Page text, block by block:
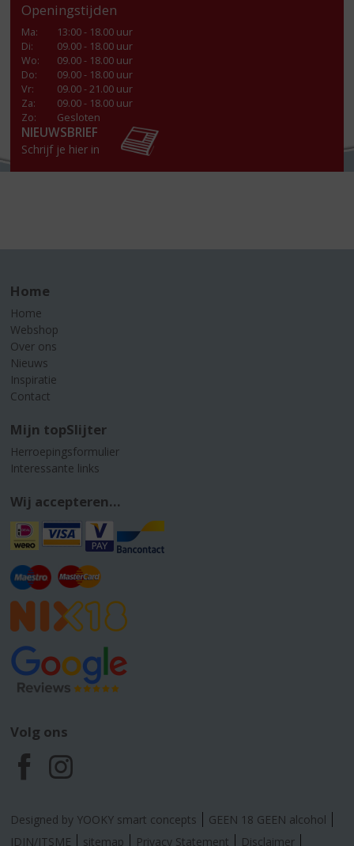
Openingstijden
Ma:
13:00 - 18.00 uur
Di:
09.00 - 18.00 uur
Wo:
09.00 - 18.00 uur
Do:
09.00 - 18.00 uur
Vr:
09.00 - 21.00 uur
Za:
09.00 - 18.00 uur
Zo:
Gesloten
NIEUWSBRIEF
Schrijf je hier in
Home
Home
Webshop
Over ons
Nieuws
Inspiratie
Contact
Mijn topSlijter
Herroepingsformulier
Interessante links
Wij accepteren...
Volg ons
F
a
I
n
Designed by YOOKY smart concepts
GEEN 18 GEEN alcohol
IDIN/ITSME
sitemap Privacy Statement Disclaimer